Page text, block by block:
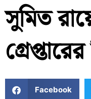
সুমিত
Facebook